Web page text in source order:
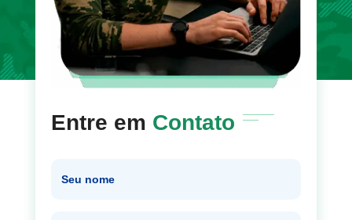
Entre em Contato
Seu nome